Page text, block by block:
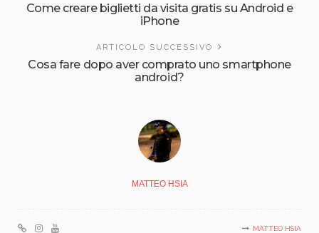
Come creare biglietti da visita gratis su Android e
iPhone
ARTICOLO SUCCESSIVO
Cosa fare dopo aver comprato uno smartphone
android?
MATTEO HSIA
MATTEO HSIA